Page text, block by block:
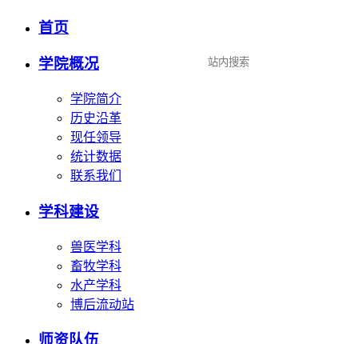
首页
学院概况
学院简介
历史沿革
现任领导
统计数据
联系我们
学科建设
兽医学科
畜牧学科
水产学科
博后流动站
师资队伍